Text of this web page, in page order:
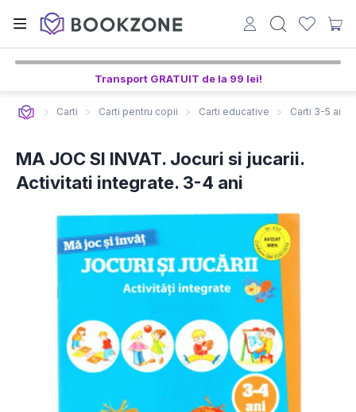
Transport GRATUIT de la 99 lei!
2 ore, 51 min, 40 sec
Carti Carti pentru copii Carti educative Carti 3-5 ani
MA JOC SI INVAT. Jocuri si jucarii.
Activitati integrate. 3-4 ani